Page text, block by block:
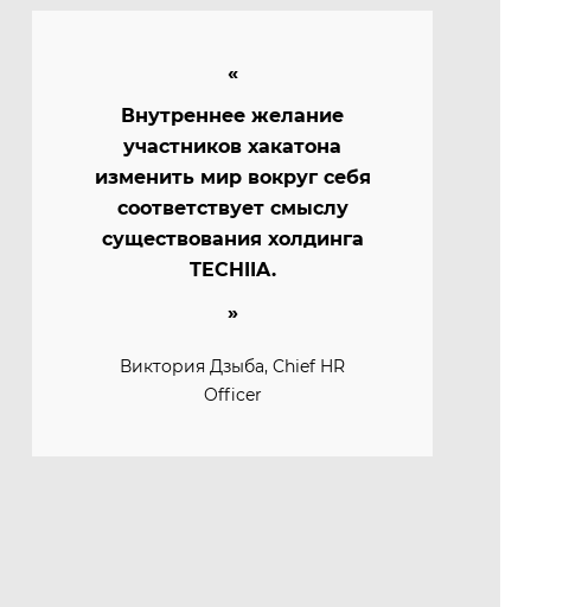
Внутреннее желание
участников хакатона
изменить мир вокруг себя
соответствует смыслу
существования холдинга
TECHIIA.
Виктория Дзыба, Chief HR
Officer